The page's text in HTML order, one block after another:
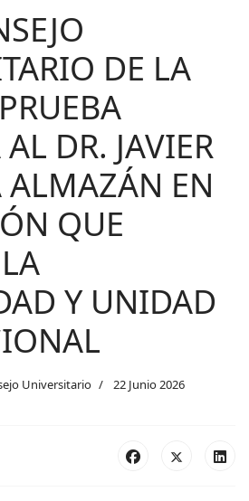
DE LA
DR. JAVIER
ALMAZÁN EN
QUE
Y UNIDAD
Universitario
22 Junio 2026